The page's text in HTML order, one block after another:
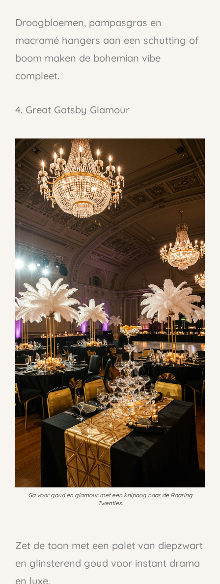
Droogbloemen, pampasgras en
macramé hangers aan een schutting of
boom maken de bohemian vibe
compleet.
4. Great Gatsby Glamour
Ga voor goud en glamour met een knipoog naar de Roaring
Twenties.
Zet de toon met een palet van diepzwart
en glinsterend goud voor instant drama
en luxe.